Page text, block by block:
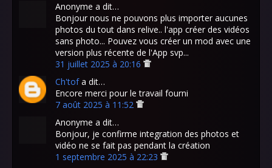
Anonyme a dit…
Bonjour nous ne pouvons plus importer aucunes
photos du tout dans relive.. l'app créer des vidéos
sans photo... Pouvez vous créer un mod avec une
version plus récente de l'App svp...
31 juillet 2025 à 20:16
Ch'tofa dit…
Encore merci pour le travail fourni
7 août 2025 à 11:52
Anonyme a dit…
Bonjour, je confirme integration des photos et
vidéo ne se fait pas pendant la création
1 septembre 2025 à 22:23